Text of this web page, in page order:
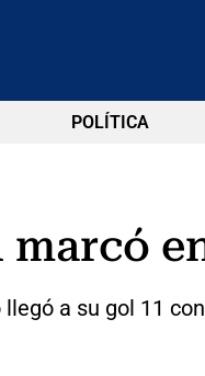
POLÍTICA
a su gol 11